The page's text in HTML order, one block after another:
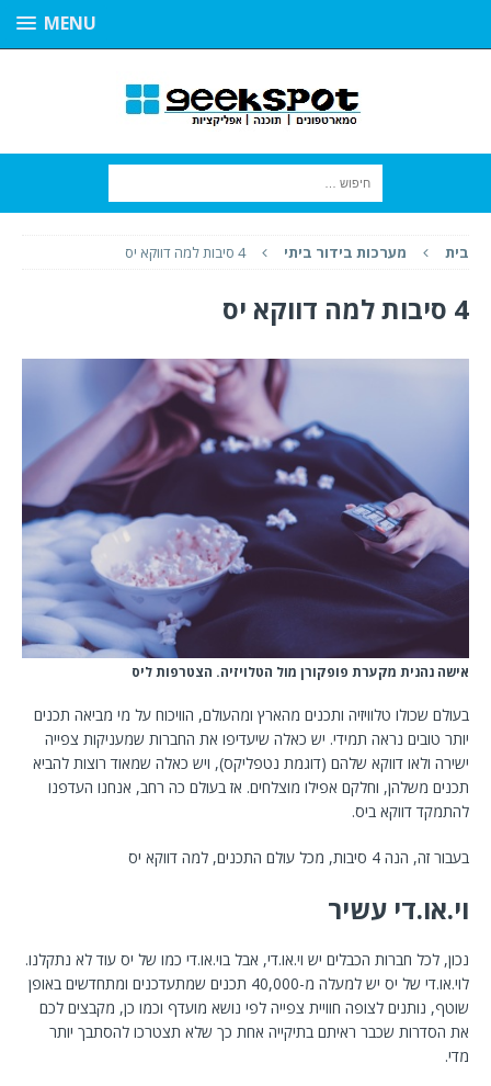
MENU
בית מערכות בידור ביתי 4 סיבות למה דווקא יס
4 סיבות למה דווקא יס
אישה נהנית מקערת פופקורן מול הטלויזיה. הצטרפות ליס
בעולם שכולו טלוויזיה ותכנים מהארץ ומהעולם, הוויכוח על מי מביאה תכנים
יותר טובים נראה תמידי. יש כאלה שיעדיפו את החברות שמעניקות צפייה
ישירה ולאו דווקא שלהם (דוגמת נטפליקס), ויש כאלה שמאוד רוצות להביא
תכנים משלהן, וחלקם אפילו מוצלחים. אז בעולם כה רחב, אנחנו העדפנו
להתמקד דווקא ביס.
בעבור זה, הנה 4 סיבות, מכל עולם התכנים, למה דווקא יס
וי.או.די עשיר
נכון, לכל חברות הכבלים יש וי.או.די, אבל בוי.או.די כמו של יס עוד לא נתקלנו.
לוי.או.די של יס יש למעלה מ-40,000 תכנים שמתעדכנים ומתחדשים באופן
שוטף, נותנים לצופה חוויית צפייה לפי נושא מועדף וכמו כן, מקבצים לכם
את הסדרות שכבר ראיתם בתיקייה אחת כך שלא תצטרכו להסתבך יותר
מדי.